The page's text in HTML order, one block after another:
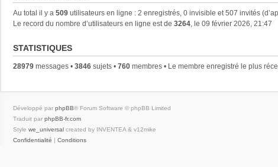
Au total il y a 509 utilisateurs en ligne : 2 enregistrés, 0 invisible et 507 invités
Le record du nombre d’utilisateurs en ligne est de 3264, le 09 février 2026, 21:47
STATISTIQUES
28979 messages • 3846 sujets • 760 membres • Le membre enregistré le plus
Développé par phpBB® Forum Software © phpBB Limited
Traduit par phpBB-fr.com
Style we_universal created by INVENTEA & v12mike
Confidentialité | Conditions